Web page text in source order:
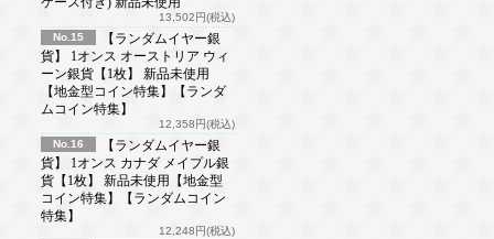
13,502円(税込)
No.15
【ランダムイヤー銀
貨】 1オンス オーストリア ウィ
ーン銀貨【1枚】 新品未使用
【地金型コイン特集】【ランダ
ムコイン特集】
12,358円(税込)
No.16
【ランダムイヤー銀
貨】 1オンス カナダ メイプル銀
貨【1枚】 新品未使用【地金型
コイン特集】【ランダムコイン
特集】
12,248円(税込)